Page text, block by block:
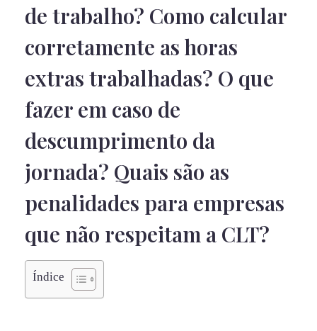
de trabalho? Como calcular
corretamente as horas
extras trabalhadas? O que
fazer em caso de
descumprimento da
jornada? Quais são as
penalidades para empresas
que não respeitam a CLT?
Índice